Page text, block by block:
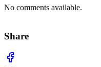
No comments available.
Share